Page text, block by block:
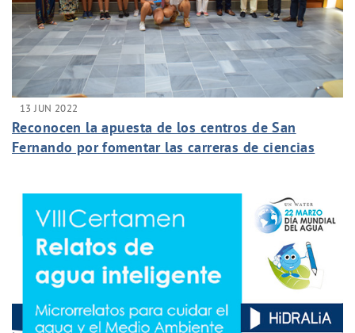
13 JUN 2022
Reconocen la apuesta de los centros de San
Fernando por fomentar las carreras de ciencias